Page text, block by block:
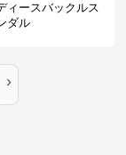
ィースバックルス
ダル
›